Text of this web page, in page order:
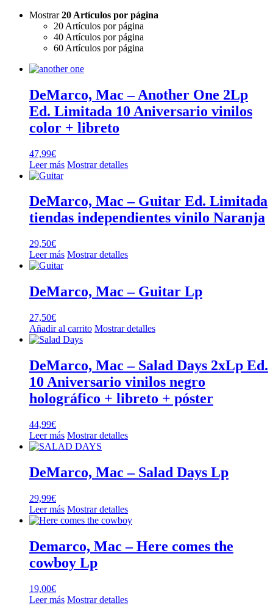
Mostrar20 Artículos por página
20 Artículos por página
40 Artículos por página
60 Artículos por página
DeMarco, Mac – Another One 2Lp
Ed. Limitada 10 Aniversario vinilos
color + libreto
47,99€
Leer más Mostrar detalles
DeMarco, Mac – Guitar Ed. Limitada
tiendas independientes vinilo Naranja
29,50€
Leer más Mostrar detalles
DeMarco, Mac – Guitar Lp
27,50€
Añadir al carrito Mostrar detalles
DeMarco, Mac – Salad Days 2xLp Ed.
10 Aniversario vinilos negro
holográfico + libreto + póster
44,99€
Leer más Mostrar detalles
DeMarco, Mac – Salad Days Lp
29,99€
Leer más Mostrar detalles
Demarco, Mac – Here comes the
cowboy Lp
19,00€
Leer más Mostrar detalles